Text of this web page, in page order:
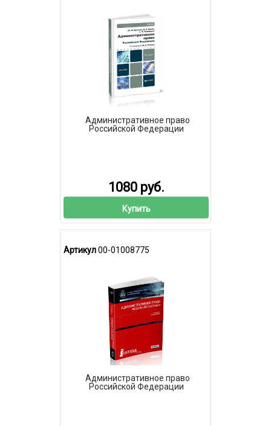
Административное право
Российской Федерации
1080 руб.
Купить
Артикул00-01008775
Административное право
Российской Федерации